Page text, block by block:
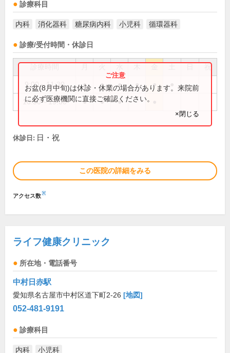
診療科目
内科 消化器科 糖尿病内科 小児科 循環器科
診療/受付時間・休診日
祝
9:00～11:30 ● ● ● ● ●
16:30～19:00 ● ● ●
お盆(8月中旬)は休診・休業の場合があります。来院前
に必ず医療機関に直接ご確認ください。
×閉じる
休診日: 日・祝
この医院の詳細をみる
アクセス数※
ライフ健康クリニック
所在地・電話番号
中村日赤駅
愛知県名古屋市中村区道下町2-26 [地図]
052-481-9191
診療科目
内科 小児科